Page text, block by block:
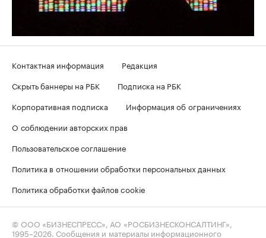
Контактная информация
Редакция
Скрыть баннеры на РБК
Подписка на РБК
Корпоративная подписка
Информация об ограничениях
О соблюдении авторских прав
Пользовательское соглашение
Политика в отношении обработки персональных данных
Политика обработки файлов cookie
© ООО «БИЗНЕСПРЕСС», АО «РОСБИЗНЕСКОНСАЛТИНГ»,
1995–2026 . Сообщения и материалы информационного